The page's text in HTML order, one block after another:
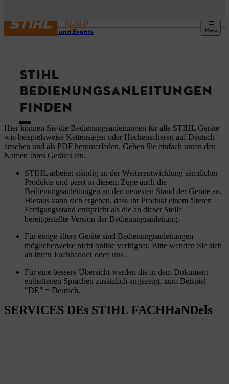
Menü
Service und Events
STIHL
BEDIENUNGSANLEITUNGEN
FINDEN
Hier können Sie die Bedienungsanleitungen für alle STIHL Geräte
wie beispielsweise Kettensägen oder Heckenscheren auf Deutsch
ansehen und als PDF herunterladen. Geben Sie einfach unten den
Namen Ihres Gerätes ein.
STIHL arbeitet ständig an der Weiterentwicklung sämtlicher
Produkte und passt in diesem Zuge auch die
Bedienungsanleitungen an den neuesten Stand der Geräte an.
Hieraus kann sich ergeben, dass Ihr Produkt einem älteren
Fertigungsstand entspricht als die an dieser Stelle
bereitgestellte Version der Bedienungsanleitung.
Für einige ältere Geräte sind Bedienungsanleitungen
möglicherweise nicht online verfügbar. Bitte wenden Sie sich
an Ihren Fachhandel oder uns.
Für eine bessere Übersicht werden die in dem Dokument
enthaltenen Sprachen zusätzlich angezeigt, zum Beispiel
"DE" = Deutsch.
SERVICES DEs STIHL FACHHaNDels